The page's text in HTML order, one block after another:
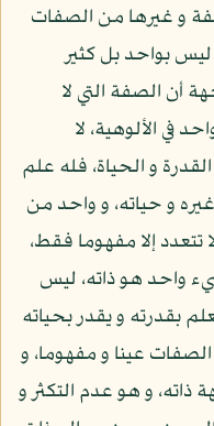
و غيرها من الصفات
ليس بواحد بل كثير
أن الصفة التي لا
في الألوهية، لا
و الحياة، فله علم
و حياته، و واحد من
تتعدد إلا مفهوما فقط،
واحد هو ذاته، ليس
بقدرته و يقدر بحياته
عينا و مفهوما، و
و هو عدم التكثر و